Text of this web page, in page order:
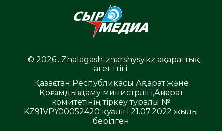
© 2026 . Zhalagash-zharshysy.kz ақпараттық
агенттігі.
Қазақстан Республикасы Ақпарат және
Қоғамдық даму министрлігі,Ақпарат
комитетінің тіркеу туралы №
KZ91VPY00052420 куәлігі 21.07.2022 жылы
берілген